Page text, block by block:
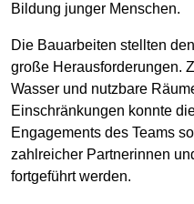
Bildung junger Menschen.
Die Bauarbeiten stellten
große Herausforderungen.
Wasser und nutzbare
Einschränkungen konnte
Engagements des Teams
zahlreicher Partnerinnen
fortgeführt werden.